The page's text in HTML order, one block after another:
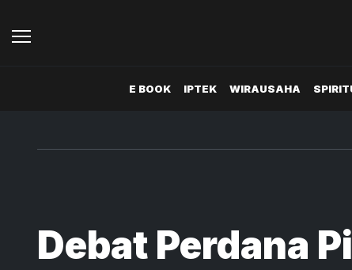
E BOOK IPTEK WIRAUSAHA
Debat Perdana